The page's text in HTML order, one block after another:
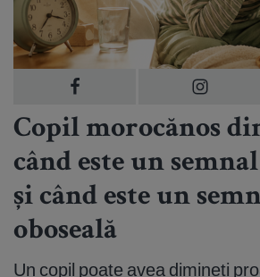
Copil morocănos
când este un
și când este un
oboseală
Un copil poate avea dimineți